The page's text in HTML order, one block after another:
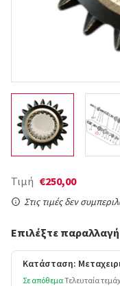
Τιμή €250,00
Στις τιμές δεν
Επιλέξτε παραλλαγή
Κατάσταση:
Σε απόθεμαΤελευταία